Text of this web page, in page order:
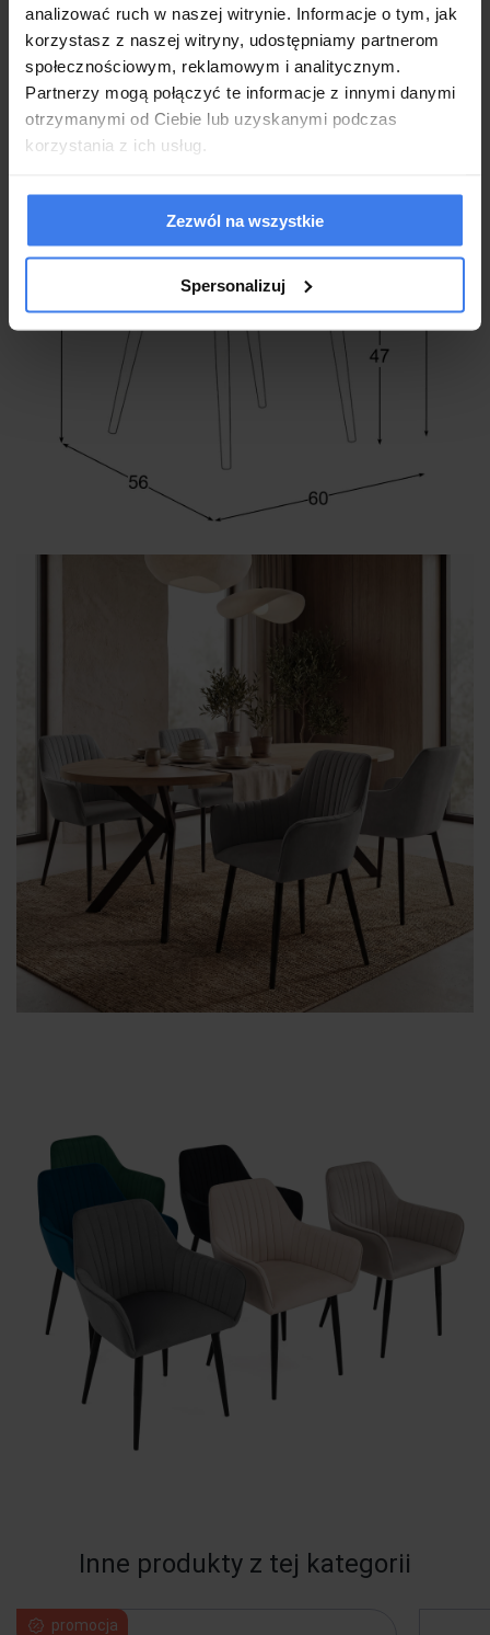
analizować ruch w naszej witrynie. Informacje o tym, jak
korzystasz z naszej witryny, udostępniamy partnerom
społecznościowym, reklamowym i analitycznym.
Partnerzy mogą połączyć te informacje z innymi danymi
otrzymanymi od Ciebie lub uzyskanymi podczas
korzystania z ich usług.
Zezwól na wszystkie
Spersonalizuj
nowoczesnych, jak i klasycznych
Krzesła nowe fabrycznie zapakowane
2 letnia gwarancja dla klientów będących konsumentami
Inne produkty z tej kategorii
promocja